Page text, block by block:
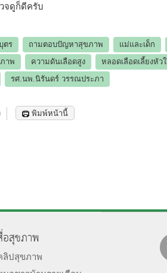
จดูก็ดีครับ
ตร ถามตอบปัญหาสุขภาพ แม่และเด็ก
าพ
ความดันเลือดสูง หลอดเลือดเลี้ยงหัว
รศ.นพ.นิรันดร์ วรรณประภา
พิมพ์หน้านี้
สุขภาพ
ลิปสุขภาพ